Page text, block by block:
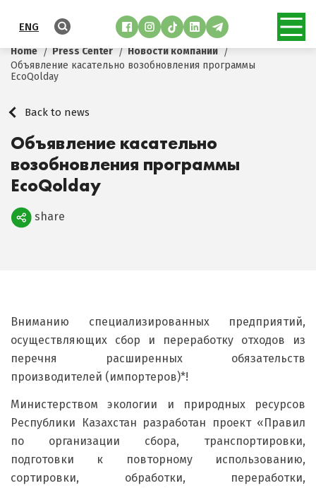
ENG
Home Press Center
Новости компании
Объявление касательно возобновления программы
EcoQolday
Back to news
Объявление касательно
возобновления программы
EcoQolday
Поделиться
share
Вниманию специализированных предприятий,
осуществляющих сбор и переработку отходов из
перечня расширенных обязательств
производителей (импортеров)*!
Министерством экологии и природных ресурсов
Республики Казахстан разработан проект «Правил
по организации сбора, транспортировки,
подготовки к повторному использованию,
сортировки, обработки, переработки,